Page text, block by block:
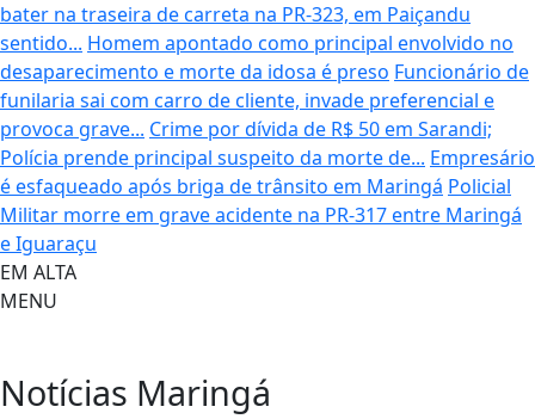
bater na traseira de carreta na PR-323, em Paiçandu
sentido... Homem apontado como principal envolvido no
desaparecimento e morte da idosa é preso Funcionário de
funilaria sai com carro de cliente, invade preferencial e
provoca grave... Crime por dívida de R$ 50 em Sarandi;
Polícia prende principal suspeito da morte de... Empresário
é esfaqueado após briga de trânsito em Maringá Policial
Militar morre em grave acidente na PR-317 entre Maringá
e Iguaraçu
EM ALTA
MENU
Notícias Maringá